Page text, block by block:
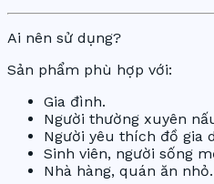
Ai nên sử dụng?
Sản phẩm phù hợp với:
Gia đình.
Người thường xuyên
Người yêu thích đồ gia
Sinh viên, người sống
Nhà hàng, quán ăn nhỏ.